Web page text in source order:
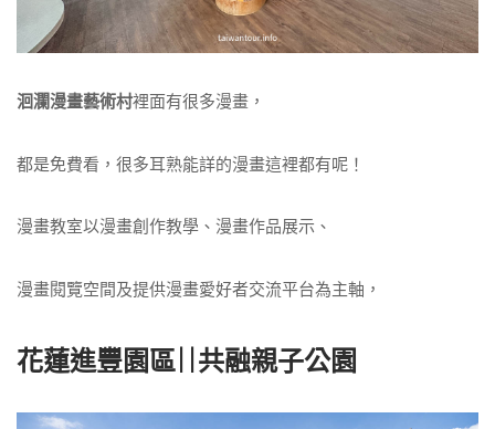
洄瀾漫畫藝術村裡面有很多漫畫，
都是免費看，很多耳熟能詳的漫畫這裡都有呢！
漫畫教室以漫畫創作教學、漫畫作品展示、
漫畫閱覽空間及提供漫畫愛好者交流平台為主軸，
花蓮進豐園區||共融親子公園